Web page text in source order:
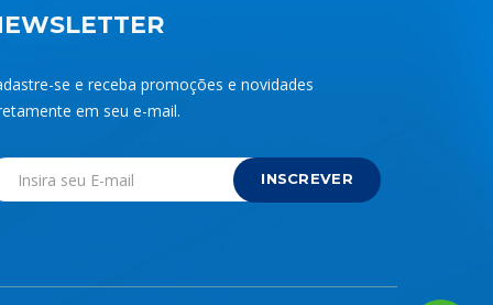
se e receba promoções e novidades
em seu e-mail.
INSCREVER